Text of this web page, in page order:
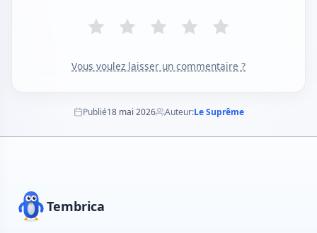
Vous voulez laisser un commentaire ?
Publié18 mai 2026 Auteur:Le Suprême
Tembrica